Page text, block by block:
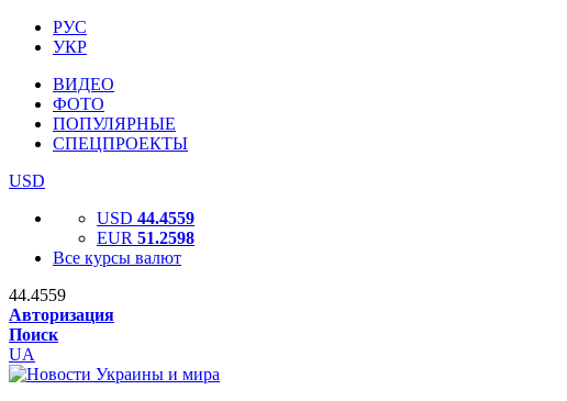
РУС
УКР
ВИДЕО
ФОТО
ПОПУЛЯРНЫЕ
СПЕЦПРОЕКТЫ
USD
USD 44.4559
EUR 51.2598
Все курсы валют
44.4559
Авторизация
Поиск
UA